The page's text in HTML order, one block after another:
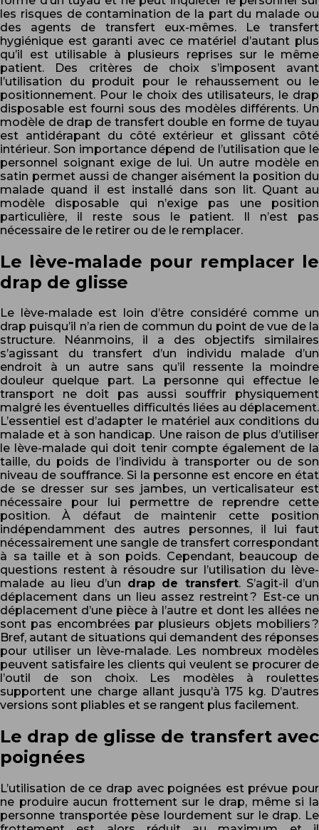
les risques de contamination de la part du malade ou
des agents de transfert eux-mêmes. Le transfert
hygiénique est garanti avec ce matériel d’autant plus
qu’il est utilisable à plusieurs reprises sur le même
patient. Des critères de choix s’imposent avant
l’utilisation du produit pour le rehaussement ou le
positionnement. Pour le choix des utilisateurs, le drap
disposable est fourni sous des modèles différents. Un
modèle de drap de transfert double en forme de tuyau
est antidérapant du côté extérieur et glissant côté
intérieur. Son importance dépend de l’utilisation que le
personnel soignant exige de lui. Un autre modèle en
satin permet aussi de changer aisément la position du
malade quand il est installé dans son lit. Quant au
modèle disposable qui n’exige pas une position
particulière, il reste sous le patient. Il n’est pas
nécessaire de le retirer ou de le remplacer.
Le lève-malade pour remplacer le
drap de glisse
Le lève-malade est loin d’être considéré comme un
drap puisqu’il n’a rien de commun du point de vue de la
structure. Néanmoins, il a des objectifs similaires
s’agissant du transfert d’un individu malade d’un
endroit à un autre sans qu’il ressente la moindre
douleur quelque part. La personne qui effectue le
transport ne doit pas aussi souffrir physiquement
malgré les éventuelles difficultés liées au déplacement.
L’essentiel est d’adapter le matériel aux conditions du
malade et à son handicap. Une raison de plus d’utiliser
le lève-malade qui doit tenir compte également de la
taille, du poids de l’individu à transporter ou de son
niveau de souffrance. Si la personne est encore en état
de se dresser sur ses jambes, un verticalisateur est
nécessaire pour lui permettre de reprendre cette
position. À défaut de maintenir cette position
indépendamment des autres personnes, il lui faut
nécessairement une sangle de transfert correspondant
à sa taille et à son poids. Cependant, beaucoup de
questions restent à résoudre sur l’utilisation du lève-
malade au lieu d’un drap de transfert. S’agit-il d’un
déplacement dans un lieu assez restreint ? Est-ce un
déplacement d’une pièce à l’autre et dont les allées ne
sont pas encombrées par plusieurs objets mobiliers ?
Bref, autant de situations qui demandent des réponses
pour utiliser un lève-malade. Les nombreux modèles
peuvent satisfaire les clients qui veulent se procurer de
l’outil de son choix. Les modèles à roulettes
supportent une charge allant jusqu’à 175 kg. D’autres
versions sont pliables et se rangent plus facilement.
Le drap de glisse de transfert avec
poignées
L’utilisation de ce drap avec poignées est prévue pour
ne produire aucun frottement sur le drap, même si la
personne transportée pèse lourdement sur le drap. Le